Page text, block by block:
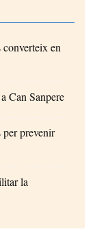
converteix en
Can Sanpere
prevenir
la